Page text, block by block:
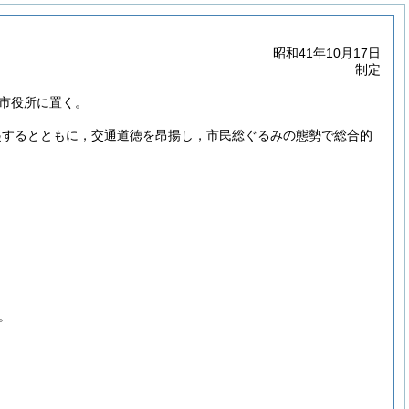
昭和41年10月17日
制定
役所に置く。
るとともに，交通道徳を昂揚し，市民総ぐるみの態勢で総合的